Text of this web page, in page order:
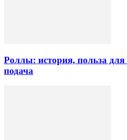
Роллы: история, польза
подача